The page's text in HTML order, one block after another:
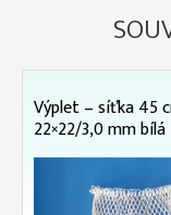
Výplet – síťka 45
22×22/3,0 mm bílá